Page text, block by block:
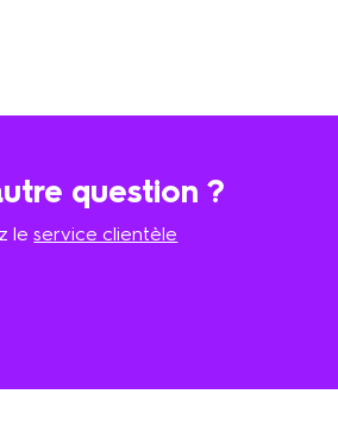
question ?
leservice clientèle